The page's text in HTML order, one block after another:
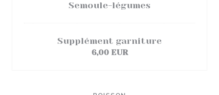
Semoule-légumes
Supplément garniture
6,00 EUR